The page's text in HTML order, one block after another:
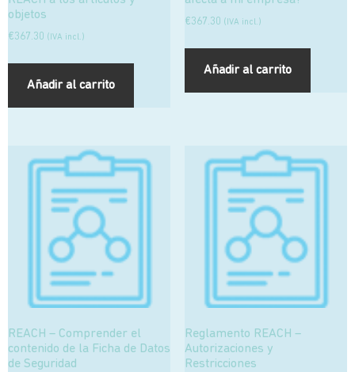
objetos
€367.30 (IVA incl.)
Añadir al carrito
€367.30 (IVA incl.)
Añadir al carrito
REACH – Comprender el
contenido de la Ficha de Datos
de Seguridad
Reglamento REACH –
Autorizaciones y
Restricciones